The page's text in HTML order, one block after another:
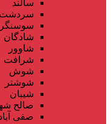
سالند
سردشت
شادگان
شاوور
شرافت
شوش
شوشتر
شیبان
صالح
صفی